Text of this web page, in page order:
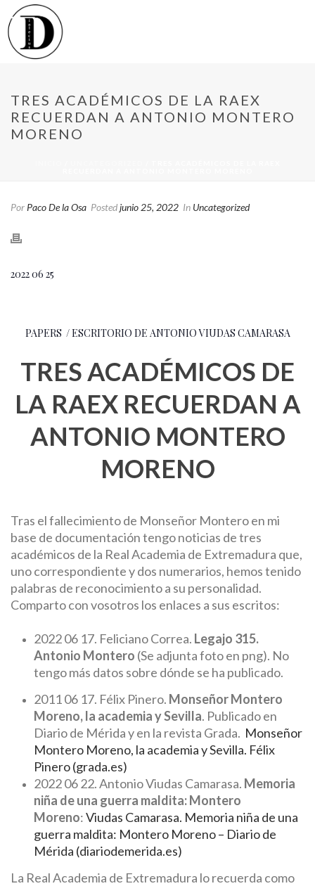
TRES ACADÉMICOS DE LA RAEX
RECUERDAN A ANTONIO MONTERO
MORENO
Por Paco De la Osa Postedjunio 25, 2022 In Uncategorized
2022 06 25
PAPERS / ESCRITORIO DE ANTONIO VIUDAS CAMARASA
TRES ACADÉMICOS DE
LA RAEX RECUERDAN A
ANTONIO MONTERO
MORENO
Tras el fallecimiento de Monseñor Montero en mi
base de documentación tengo noticias de tres
académicos de la Real Academia de Extremadura que,
uno correspondiente y dos numerarios, hemos tenido
palabras de reconocimiento a su personalidad.
Comparto con vosotros los enlaces a sus escritos:
2022 06 17. Feliciano Correa. Legajo 315.
Antonio Montero (Se adjunta foto en png). No
tengo más datos sobre dónde se ha publicado.
2011 06 17. Félix Pinero. Monseñor Montero
Moreno, la academia y Sevilla. Publicado en
Diario de Mérida y en la revista Grada. Monseñor
Montero Moreno, la academia y Sevilla. Félix
Pinero (grada.es)
2022 06 22. Antonio Viudas Camarasa. Memoria
niña de una guerra maldita: Montero
Moreno:Viudas Camarasa. Memoria niña de una
guerra maldita: Montero Moreno – Diario de
Mérida (diariodemerida.es)
La Real Academia de Extremadura lo recuerda como